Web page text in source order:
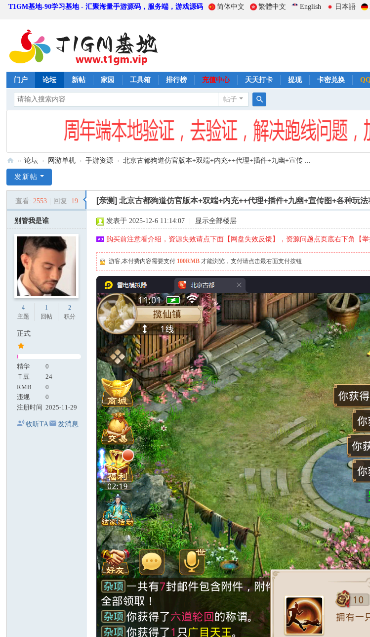
T1GM基地-90学习基地 - 汇聚海量手游源码，服务端，游戏源码 简体中文 繁體中文 English 日本語
门户 论坛 新帖 家园 工具箱 排行榜 充值中心 天天打卡 提现 卡密兑换
帖子
搜
索
1
» 论坛 › 网游单机 › 手游资源 › 北京古都狗道仿官版本+双端+内充++代理+插件+九幽+宣传 ...
发新帖
查看: 2553 回复: 19 [亲测]北京古都狗道仿官版本+双端+内充++代理+插件+九幽+宣传图+各种玩法
别管我是谁
4
主题
1
回帖
2
积分
正式
精华
0
Ｔ豆
24
RMB
0
违规
0
注册时间 2025-11-29
收听TA 发消息
发表于 2025-12-6 11:14:07 显示全部楼层
购买前注意看介绍，资源失效请点下面【网盘失效反馈】，资源问题点页底右下角【
游客,本付费内容需要支付 100RMB 才能浏览，支付请点击最右面支付按钮